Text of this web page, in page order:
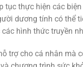
tục thực hiện các
dương tính có thể
hình thức truyền
trợ cho cá nhân mà